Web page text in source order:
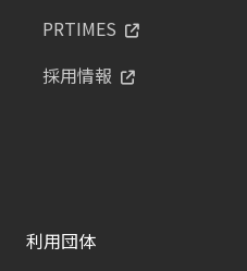
PRTIMES
採用情報
利用団体